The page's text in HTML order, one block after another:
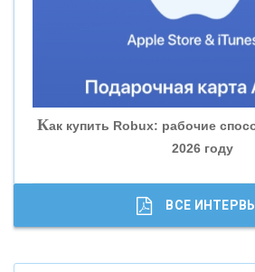
«БАНК ГЛОБЭКС»
«СОВКОМБАНК»
«ГАЗПРОМБАНК»
«МОСКОВСКИЙ КРЕДИТНЫЙ
Как купить Robux: рабочие
2026 году
ВСЕ